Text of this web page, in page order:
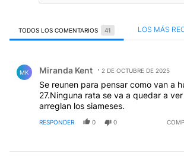
TODOS LOS COMENTARIOS 41 LOS MÁS
MK Miranda Kent 2 DE OCTUBRE DE 2025
Se reunen para pensar como van a
27.Ninguna rata se va a quedar a
arreglan los siameses.
RESPONDER 0 0